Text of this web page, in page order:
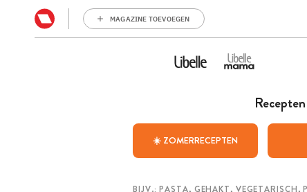
MAGAZINE TOEVOEGEN
Recepten
☀️ ZOMERRECEPTEN